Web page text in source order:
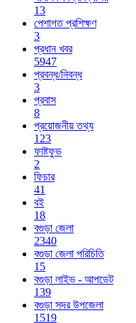
13
পেশাগত প্রশিক্ষণ
3
প্রধান খবর
5947
প্রবন্ধ/নিবন্ধ
3
প্রবাস
8
প্রয়োজনীয় তথ্য
123
ফাষ্টফুড
2
ফিচার
41
বই
18
বগুড়া জেলা
2340
বগুড়া জেলা পরিচিতি
15
বগুড়া লাইভ - আপডেট
139
বগুড়া সদর উপজেলা
1519